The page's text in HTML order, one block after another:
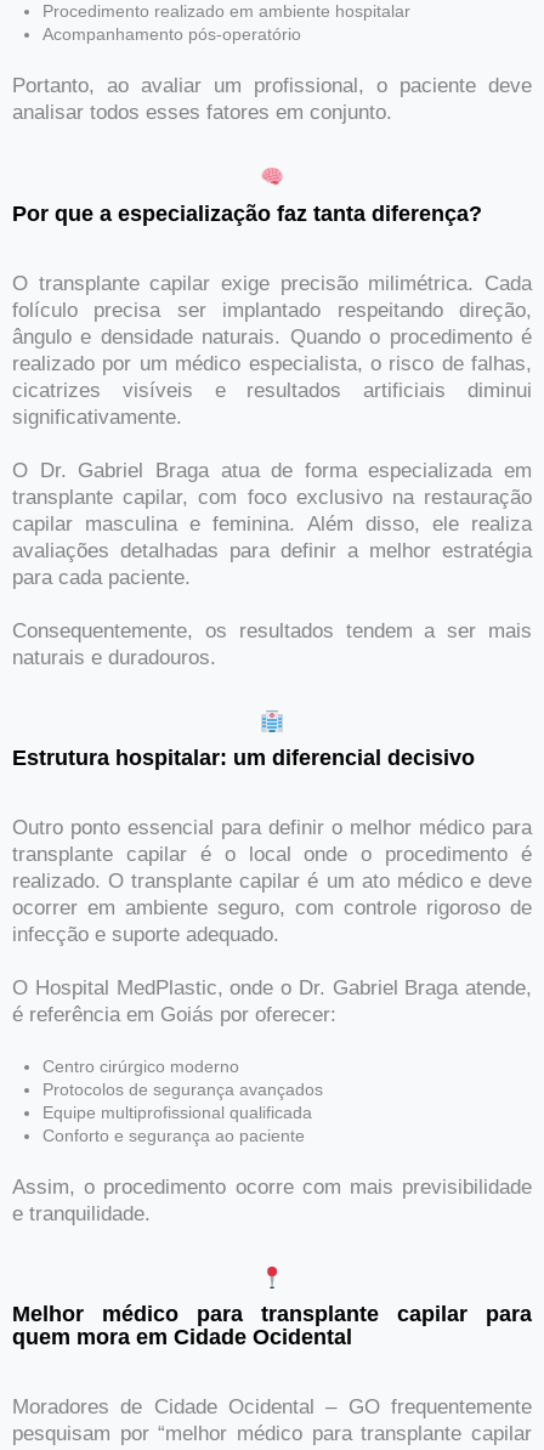
Procedimento realizado em ambiente hospitalar
Acompanhamento pós-operatório
Portanto, ao avaliar um profissional, o paciente deve
analisar todos esses fatores em conjunto.
Por que a especialização faz tanta diferença?
O transplante capilar exige precisão milimétrica. Cada
folículo precisa ser implantado respeitando direção,
ângulo e densidade naturais. Quando o procedimento é
realizado por um médico especialista, o risco de falhas,
cicatrizes visíveis e resultados artificiais diminui
significativamente.
O Dr. Gabriel Braga atua de forma especializada em
transplante capilar, com foco exclusivo na restauração
capilar masculina e feminina. Além disso, ele realiza
avaliações detalhadas para definir a melhor estratégia
para cada paciente.
Consequentemente, os resultados tendem a ser mais
naturais e duradouros.
Estrutura hospitalar: um diferencial decisivo
Outro ponto essencial para definir o melhor médico para
transplante capilar é o local onde o procedimento é
realizado. O transplante capilar é um ato médico e deve
ocorrer em ambiente seguro, com controle rigoroso de
infecção e suporte adequado.
O Hospital MedPlastic, onde o Dr. Gabriel Braga atende,
é referência em Goiás por oferecer:
Centro cirúrgico moderno
Protocolos de segurança avançados
Equipe multiprofissional qualificada
Conforto e segurança ao paciente
Assim, o procedimento ocorre com mais previsibilidade
e tranquilidade.
Melhor médico para transplante capilar para
quem mora em Cidade Ocidental
Moradores de Cidade Ocidental – GO frequentemente
pesquisam por “melhor médico para transplante capilar